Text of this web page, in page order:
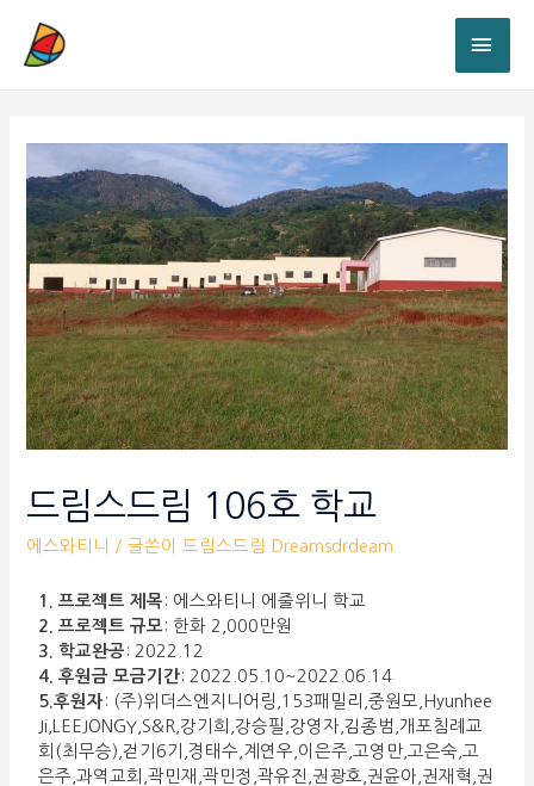
드림스드림 106호 학교
에스와티니 / 글쓴이드림스드림 Dreamsdrdeam
1. 프로젝트 제목 : 에스와티니 에줄위니 학교
2. 프로젝트 규모 : 한화 2,000만원
3. 학교완공 : 2022.12
4. 후원금 모금기간: 2022.05.10~2022.06.14
5.후원자 : (주)위더스엔지니어링,153패밀리,중원모,Hyunhee
Ji,LEEJONGY,S&R,강기희,강승필,강영자,김종범,개포침례교
회(최무승),걷기6기,경태수,계연우,이은주,고영만,고은숙,고
은주,과역교회,곽민재,곽민정,곽유진,권광호,권윤아,권재혁,권